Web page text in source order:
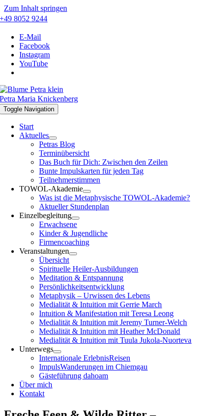
Zum Inhalt springen
+49 8052 9244
E-Mail
Facebook
Instagram
YouTube
Petra Maria Knickenberg
Toggle Navigation
Start
Aktuelles
Petras Blog
Terminübersicht
Das Buch für Dich: Zwischen den Zeilen
Bunte Impulskarten für jeden Tag
Teilnehmerstimmen
TOWOL-Akademie
Was ist die Metaphysische TOWOL-Akademie?
Aktueller Stundenplan
Einzelbegleitung
Erwachsene
Kinder & Jugendliche
Firmencoaching
Veranstaltungen
Übersicht
Spirituelle Heiler-Ausbildungen
Meditation & Entspannung
Persönlichkeitsentwicklung
Metaphysik – Urwissen des Lebens
Medialität & Intuition mit Gerrie March
Intuition & Manifestation mit Teresa Leong
Medialität & Intuition mit Jeremy Turner-Welch
Medialität & Intuition mit Heather McDonald
Medialität & Intuition mit Tuula Jukola-Nuorteva
Unterwegs
Internationale ErlebnisReisen
ImpulsWanderungen im Chiemgau
Gästeführung dahoam
Über mich
Kontakt